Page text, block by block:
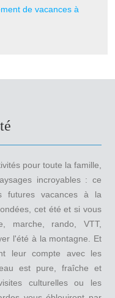
de vacances à
pour toute la famille,
incroyables : ce
futures vacances à la
cet été et si vous
marche, rando, VTT,
l'été à la montagne. Et
leur compte avec les
est pure, fraîche et
culturelles ou les